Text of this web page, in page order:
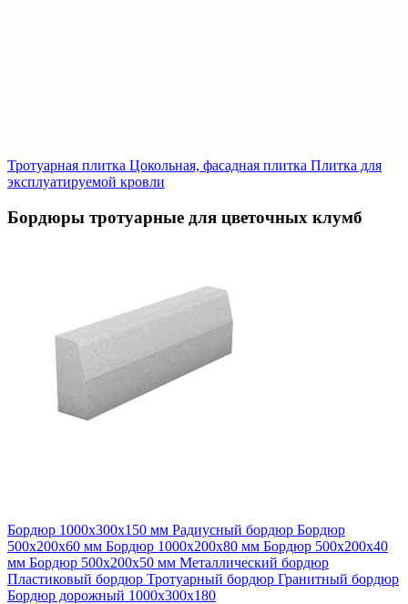
Тротуарная плитка Цокольная, фасадная плитка Плитка для
эксплуатируемой кровли
Бордюры тротуарные для цветочных клумб
Бордюр 1000х300х150 мм Радиусный бордюр Бордюр
500х200х60 мм Бордюр 1000х200х80 мм Бордюр 500х200х40
мм Бордюр 500х200х50 мм Металлический бордюр
Пластиковый бордюр Тротуарный бордюр Гранитный бордюр
Бордюр дорожный 1000х300х180